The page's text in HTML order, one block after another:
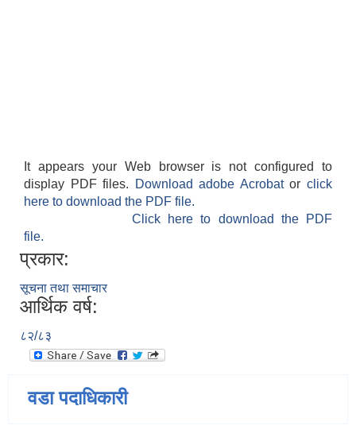
It appears your Web browser is not configured to
display PDF files.
Download adobe Acrobatorclick
here to download the PDF file.
Click here to download the PDF
file.
प्रकार:
सूचना तथा समाचार
आर्थिक वर्ष:
८२/८३
वडा पदाधिकारी